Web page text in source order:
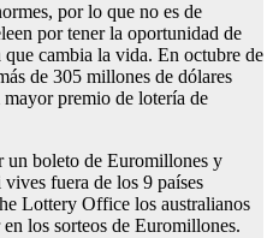
por lo que no es de
por tener la oportunidad de
que cambia la vida. En octubre de
de 305 millones de dólares
premio de lotería de
un boleto de Euromillones y
fuera de los 9 países
Lottery Office los australianos
los sorteos de Euromillones.